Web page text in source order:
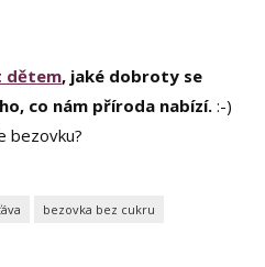
dětem, jaké dobroty se
co nám příroda nabízí. :-)
bezovku?
bezovka bez cukru